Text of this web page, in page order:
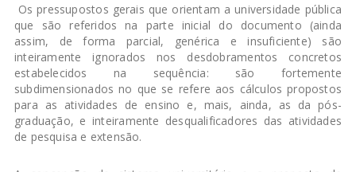
Os pressupostos gerais que orientam a universidade pública
que são referidos na parte inicial do documento (ainda
assim, de forma parcial, genérica e insuficiente) são
inteiramente ignorados nos desdobramentos concretos
estabelecidos na sequência: são fortemente
subdimensionados no que se refere aos cálculos propostos
para as atividades de ensino e, mais, ainda, as da pós-
graduação, e inteiramente desqualificadores das atividades
de pesquisa e extensão.